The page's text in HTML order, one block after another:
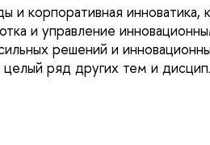
и корпоративная инноватика,
и управление
решений и
ряд других тем и